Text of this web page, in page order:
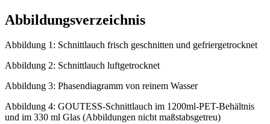
Abbildungsverzeichnis
Abbildung 1: Schnittlauch frisch geschnitten und gefriergetrocknet
Abbildung 2: Schnittlauch luftgetrocknet
Abbildung 3: Phasendiagramm von reinem Wasser
Abbildung 4: GOUTESS-Schnittlauch im 1200ml-PET-Behältnis
und im 330 ml Glas (Abbildungen nicht maßstabsgetreu)